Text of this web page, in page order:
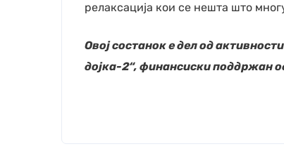
релаксација кои се нешта што
Овој состанок е дел од
дојка-2“, финансиски поддржан